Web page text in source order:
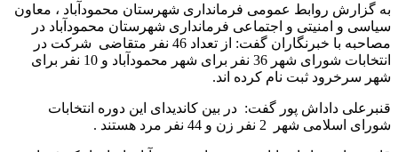
به گزارش روابط عمومی فرمانداری شهرستان محمودآباد ، معاون
سیاسی و امنیتی و اجتماعی فرمانداری شهرستان محمودآباد در
مصاحبه با خبرنگاران گفت: از تعداد 46 نفر متقاضی شرکت در
انتخابات شورای شهر 36 نفر برای شهر محمودآباد و 10 نفر برای
شهر سرخرود ثبت نام کرده اند.
قنبرعلی داداش پور گفت: در بین کاندیدای این دوره انتخابات
شورای اسلامی شهر 2 نفر زن و 44 نفر مرد هستند .